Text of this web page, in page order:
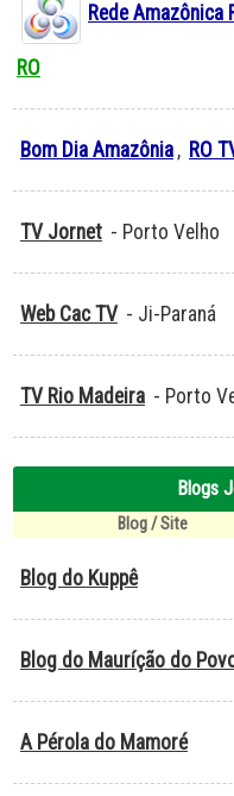
Rede Amazônica
RO
Bom Dia Amazônia , RO
TV Jornet - Porto Velho
Web Cac TV - Ji-Paraná
TV Rio Madeira - Porto
Blogs
Blog / Site
Blog do Kuppê
Blog do Mauríção do
A Pérola do Mamoré